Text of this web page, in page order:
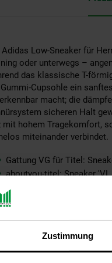
Zustimmung
Adidas Low-Sneaker für
oder unterwegs –
das klassische T-
Cupsohle ein
macht; die
sicheren Halt
mit hohem Tragekomfort,
miteinander verbindet.
Gattung VG für Titel:
aboutyou-titel: Sneaker
ay-PFAS: PFAS Frei
ay-material: Obermaterial:
ay-schuh-acc material:
ay-schuhdetails: